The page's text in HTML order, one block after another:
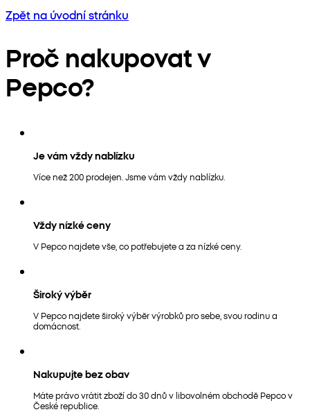
Zpět na úvodní stránku
Proč nakupovat v
Pepco?
Je vám vždy nablízku
Více než 200 prodejen. Jsme vám vždy nablízku.
Vždy nízké ceny
V Pepco najdete vše, co potřebujete a za nízké ceny.
Široký výběr
V Pepco najdete široký výběr výrobků pro sebe, svou rodinu a
domácnost.
Nakupujte bez obav
Máte právo vrátit zboží do 30 dnů v libovolném obchodě Pepco v
České republice.